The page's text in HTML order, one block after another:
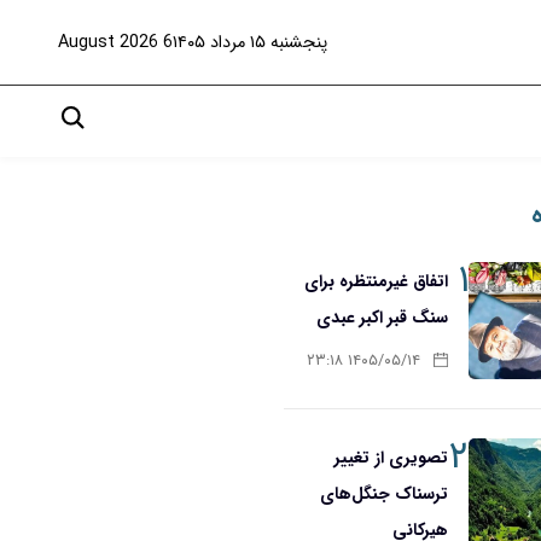
پنجشنبه ۱۵ مرداد ۱۴۰۵ 6 August 2026
۱ اتفاق غیرمنتظره برای
سنگ قبر اکبر عبدی
۱۴۰۵/۰۵/۱۴ ۲۳:۱۸
۲تصویری از تغییر
ترسناک جنگل‌های
هیرکانی